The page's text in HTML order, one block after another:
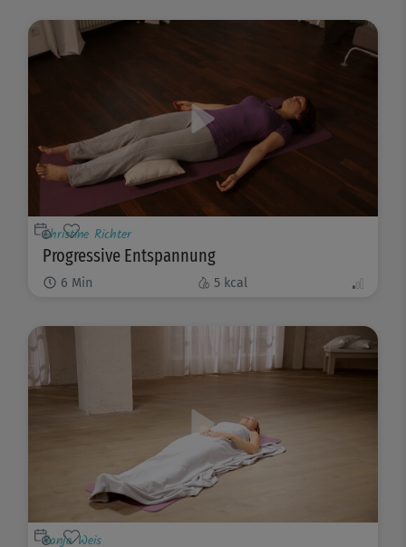
Christine Richter
Progressive Entspannung
6 Min 5 kcal
Ranja Weis